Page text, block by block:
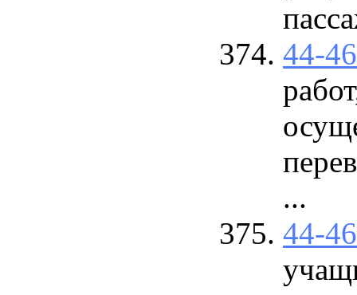
44-
...
44-